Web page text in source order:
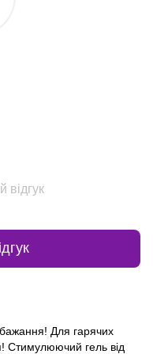
відгук
Для гарячих
Стимулюючий гель від